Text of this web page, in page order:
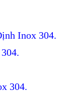
Inox 304.
304.